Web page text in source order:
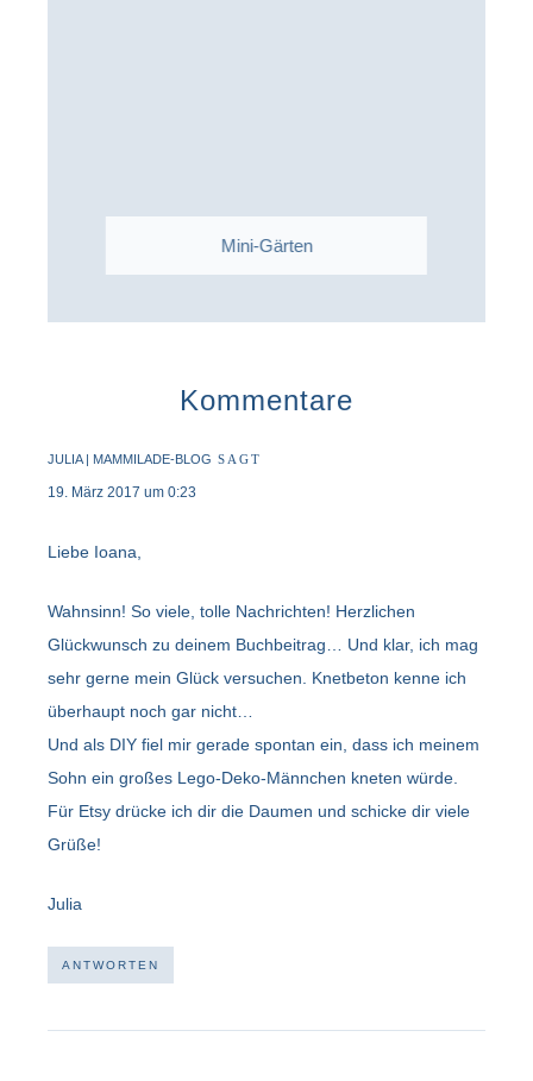
Mini-Gärten
Kommentare
JULIA | MAMMILADE-BLOG SAGT
19. März 2017 um 0:23
Liebe Ioana,
Wahnsinn! So viele, tolle Nachrichten! Herzlichen
Glückwunsch zu deinem Buchbeitrag… Und klar, ich mag
sehr gerne mein Glück versuchen. Knetbeton kenne ich
überhaupt noch gar nicht…
Und als DIY fiel mir gerade spontan ein, dass ich meinem
Sohn ein großes Lego-Deko-Männchen kneten würde.
Für Etsy drücke ich dir die Daumen und schicke dir viele
Grüße!
Julia
ANTWORTEN